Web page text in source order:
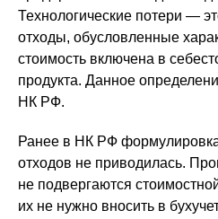
Технологические потери —
отходы, обусловленные
стоимость включена в
продукта. Данное
НК РФ.
Ранее в НК РФ формулировка
отходов не приводилась.
не подвергаются
их не нужно вносить в